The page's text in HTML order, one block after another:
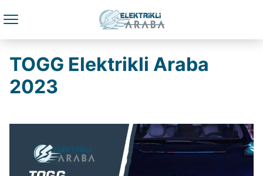
TOGG Elektrikli Araba
2023